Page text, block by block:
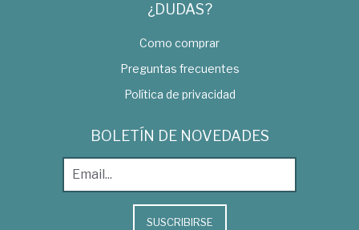
¿DUDAS?
Como comprar
Preguntas frecuentes
Política de privacidad
BOLETÍN DE NOVEDADES
SUSCRIBIRSE